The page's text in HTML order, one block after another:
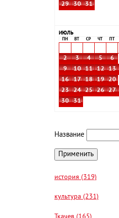
29
30 31
ИЮЛЬ
ПН ВТ СР ЧТ
2
3 4 5 6
9
10 11 12 13
16
17 18 19 20
23
24 25 26 27
30
31
Название
история (319)
культура (231)
Ткачев (165)